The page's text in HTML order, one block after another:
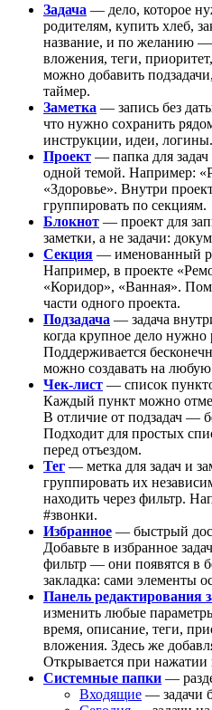
Задача — дело, которое
родителям, купить хлеб,
название, и по желанию —
вложения, теги,
можно добавить
таймер.
Заметка — запись без
что нужно сохранить
инструкции, идеи, логины.
Проект — папка для
одной темой. Например:
«Здоровье». Внутри
группировать по секциям.
Блокнот — проект для
заметки, а не задачи:
Секция — именованный
Например, в проекте
«Коридор», «Ванная».
части одного проекта.
Подзадача — задача
когда крупное дело нужно
Поддерживается
можно создавать на любую
Чек-лист — список
Каждый пункт можно
В отличие от подзадач —
Подходит для простых
перед отъездом.
Тег — метка для задач и
группировать их
находить через фильтр.
#звонки.
Избранное — быстрый
Добавьте в избранное
фильтр — они появятся в
закладка: сами элементы
Панель редактирования
изменить любые
время, описание, теги,
вложения. Здесь же
Открывается при нажатии
Системные папки —
Входящие — задачи